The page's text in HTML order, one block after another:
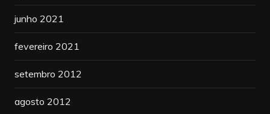
junho 2021
fevereiro 2021
setembro 2012
agosto 2012